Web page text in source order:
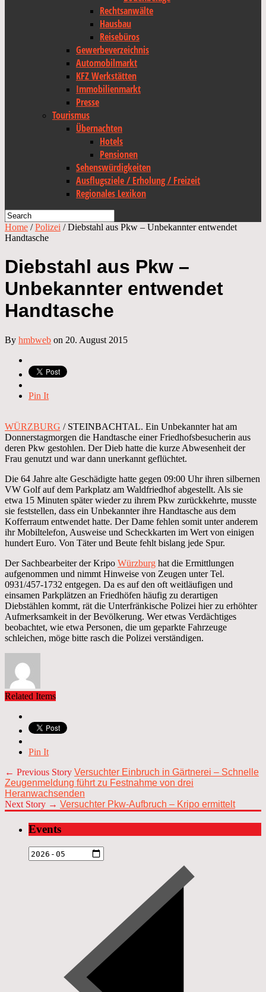
Rechtsanwälte
Hausbau
Reisebüros
Gewerbeverzeichnis
Automobilmarkt
KFZ Werkstätten
Immobilienmarkt
Presse
Tourismus
Übernachten
Hotels
Pensionen
Sehenswürdigkeiten
Ausflugsziele / Erholung / Freizeit
Regionales Lexikon
Home /Polizei /Diebstahl aus Pkw – Unbekannter entwendet
Handtasche
Diebstahl aus Pkw –
Unbekannter entwendet
Handtasche
By hmbweb on 20. August 2015
Pin It
WÜRZBURG / STEINBACHTAL. Ein Unbekannter hat am
Donnerstagmorgen die Handtasche einer Friedhofsbesucherin aus
deren Pkw gestohlen. Der Dieb hatte die kurze Abwesenheit der
Frau genutzt und war dann unerkannt geflüchtet.
Die 64 Jahre alte Geschädigte hatte gegen 09:00 Uhr ihren silbernen
VW Golf auf dem Parkplatz am Waldfriedhof abgestellt. Als sie
etwa 15 Minuten später wieder zu ihrem Pkw zurückkehrte, musste
sie feststellen, dass ein Unbekannter ihre Handtasche aus dem
Kofferraum entwendet hatte. Der Dame fehlen somit unter anderem
ihr Mobiltelefon, Ausweise und Scheckkarten im Wert von einigen
hundert Euro. Von Täter und Beute fehlt bislang jede Spur.
Der Sachbearbeiter der Kripo Würzburg hat die Ermittlungen
aufgenommen und nimmt Hinweise von Zeugen unter Tel.
0931/457-1732 entgegen. Da es auf den oft weitläufigen und
einsamen Parkplätzen an Friedhöfen häufig zu derartigen
Diebstählen kommt, rät die Unterfränkische Polizei hier zu erhöhter
Aufmerksamkeit in der Bevölkerung. Wer etwas Verdächtiges
beobachtet, wie etwa Personen, die um geparkte Fahrzeuge
schleichen, möge bitte rasch die Polizei verständigen.
Related Items
Pin It
← Previous Story Versuchter Einbruch in Gärtnerei – Schnelle
Zeugenmeldung führt zu Festnahme von drei
Heranwachsenden
Next Story → Versuchter Pkw-Aufbruch – Kripo ermittelt
Events